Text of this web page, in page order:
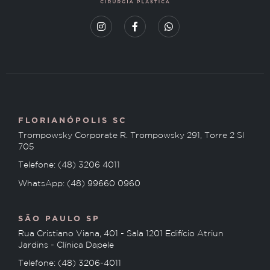
FLORIANÓPOLIS SC
Trompowsky Corporate R. Trompowsky 291, Torre 2 Sl
705
Telefone: (48) 3206 4011
WhatsApp: (48) 99660 0960
SÃO PAULO SP
Rua Cristiano Viana, 401 - Sala 1201 Edifício Atriun
Jardins - Clínica Dapele
Telefone: (48) 3206-4011